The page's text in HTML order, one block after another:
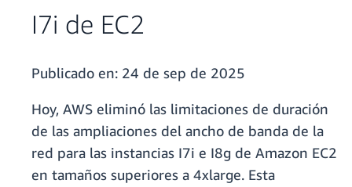
I7i de EC2
Publicado en: 24 de sep de 2025
Hoy, AWS eliminó las limitaciones de duración
de las ampliaciones del ancho de banda de la
red para las instancias I7i e I8g de Amazon EC2
en tamaños superiores a 4xlarge. Esta